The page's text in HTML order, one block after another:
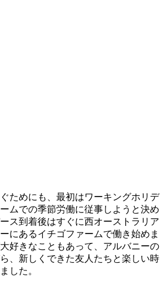
ためにも、最初はワーキングホリデ
ムでの季節労働に従事しようと決め
ス到着後はすぐに西オーストラリア
にあるイチゴファームで働き始めま
好きなこともあって、アルバニーの
、新しくできた友人たちと楽しい時
した。